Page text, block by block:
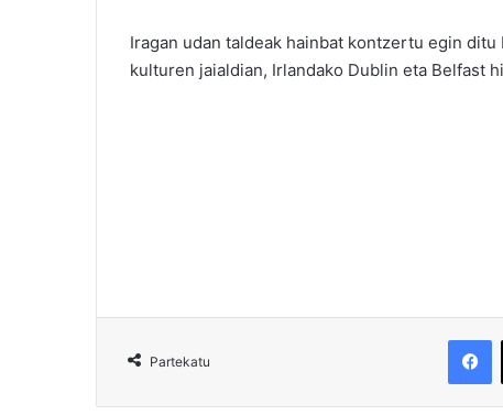
Iragan udan taldeak hainbat kontzertu egin
kulturen jaialdian, Irlandako Dublin eta Belfast
Partekatu